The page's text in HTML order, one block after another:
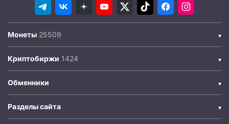
Монеты
Криптобиржи
Обменники
Разделы сайта